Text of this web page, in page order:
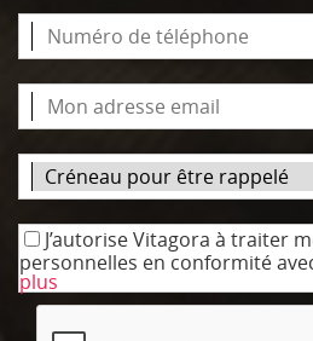
J’autorise Vitagora à traiter
personnelles en conformité
plus